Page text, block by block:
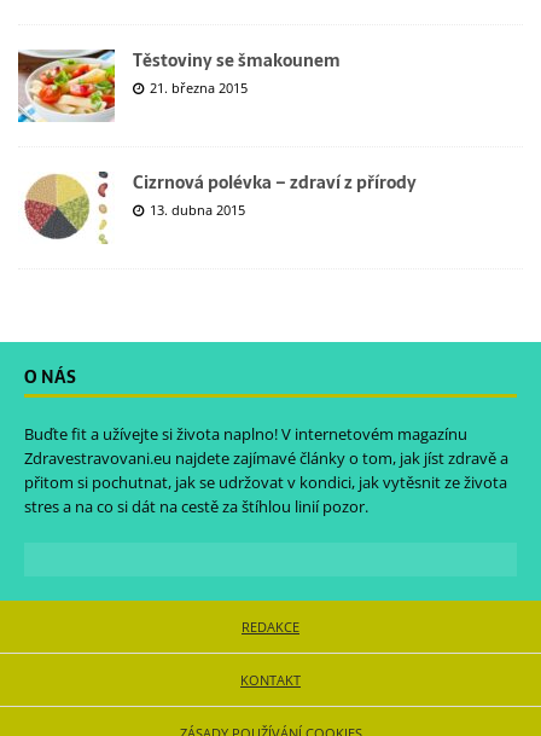
Těstoviny se šmakounem
21. března 2015
Cizrnová polévka – zdraví z přírody
13. dubna 2015
O NÁS
Buďte fit a užívejte si života naplno! V internetovém magazínu
Zdravestravovani.eu najdete zajímavé články o tom, jak jíst zdravě a
přitom si pochutnat, jak se udržovat v kondici, jak vytěsnit ze života
stres a na co si dát na cestě za štíhlou linií pozor.
REDAKCE
KONTAKT